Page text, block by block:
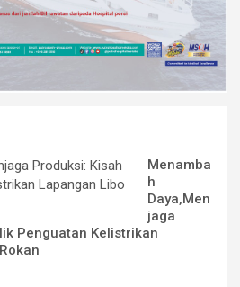
Menamba
h
Daya,Men
jaga
Penguatan Kelistrikan